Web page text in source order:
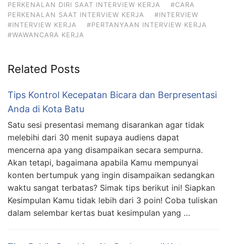
PERKENALAN DIRI SAAT INTERVIEW KERJA
#CARA
PERKENALAN SAAT INTERVIEW KERJA
#INTERVIEW
#INTERVIEW KERJA
#PERTANYAAN INTERVIEW KERJA
#WAWANCARA KERJA
Related Posts
Tips Kontrol Kecepatan Bicara dan Berpresentasi
Anda di Kota Batu
Satu sesi presentasi memang disarankan agar tidak
melebihi dari 30 menit supaya audiens dapat
mencerna apa yang disampaikan secara sempurna.
Akan tetapi, bagaimana apabila Kamu mempunyai
konten bertumpuk yang ingin disampaikan sedangkan
waktu sangat terbatas? Simak tips berikut ini! Siapkan
Kesimpulan Kamu tidak lebih dari 3 poin! Coba tuliskan
dalam selembar kertas buat kesimpulan yang …